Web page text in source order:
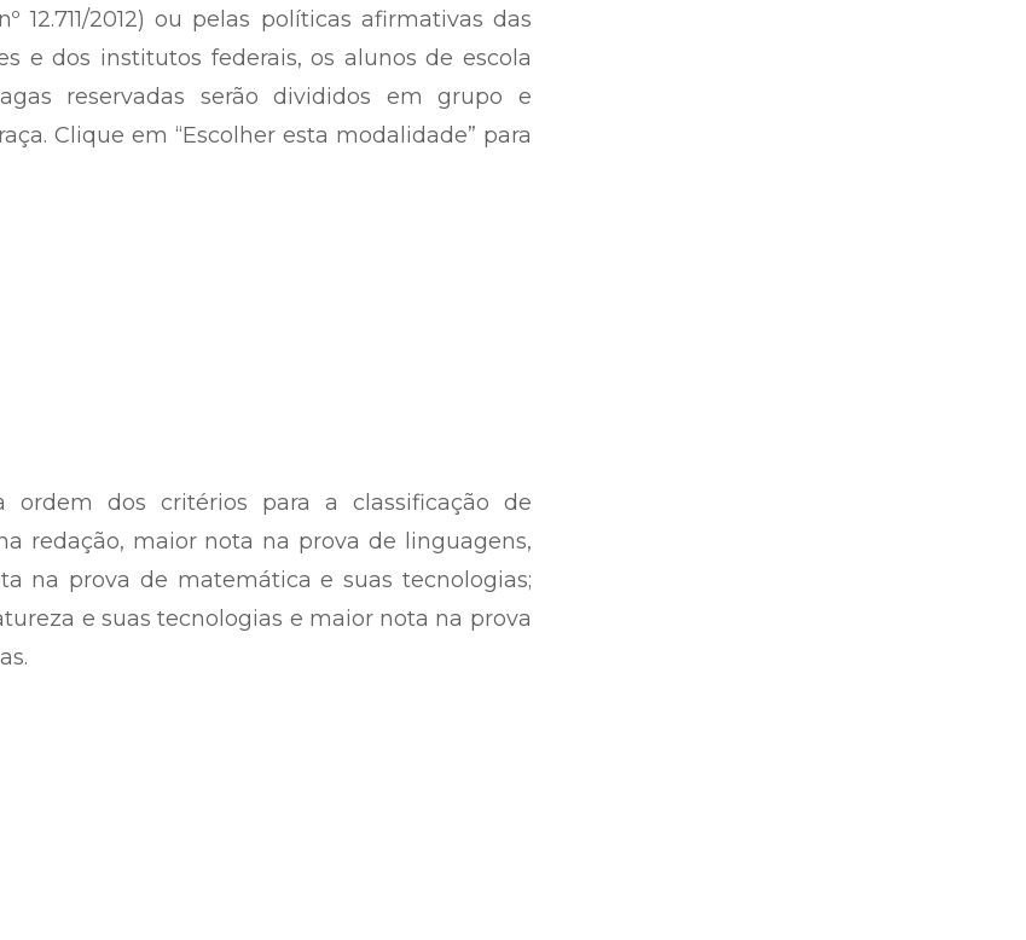
12.711/2012) ou pelas políticas afirmativas das
e dos institutos federais, os alunos de escola
reservadas serão divididos em grupo e
Clique em “Escolher esta modalidade” para
dos critérios para a classificação de
redação, maior nota na prova de linguagens,
na prova de matemática e suas tecnologias;
e suas tecnologias e maior nota na prova